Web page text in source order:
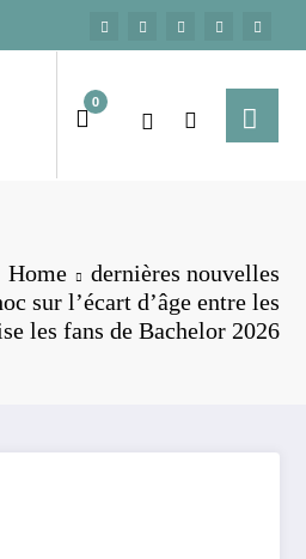
0
Home
dernières nouvelles
sur l’écart d’âge entre les
les fans de Bachelor 2026